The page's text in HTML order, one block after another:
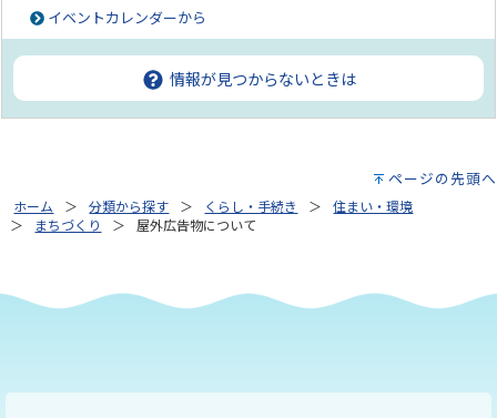
イベントカレンダーから
情報が見つからないときは
ページの先頭へ
ホーム 分類から探す くらし・手続き
住まい・環境
まちづくり
屋外広告物について